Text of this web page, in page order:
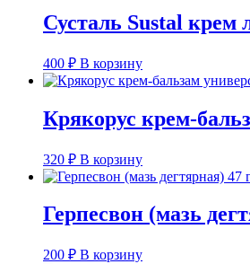
Сусталь Sustal крем
400 ₽ В корзину
Крякорус крем-
320 ₽ В корзину
Герпесвон (мазь
200 ₽ В корзину